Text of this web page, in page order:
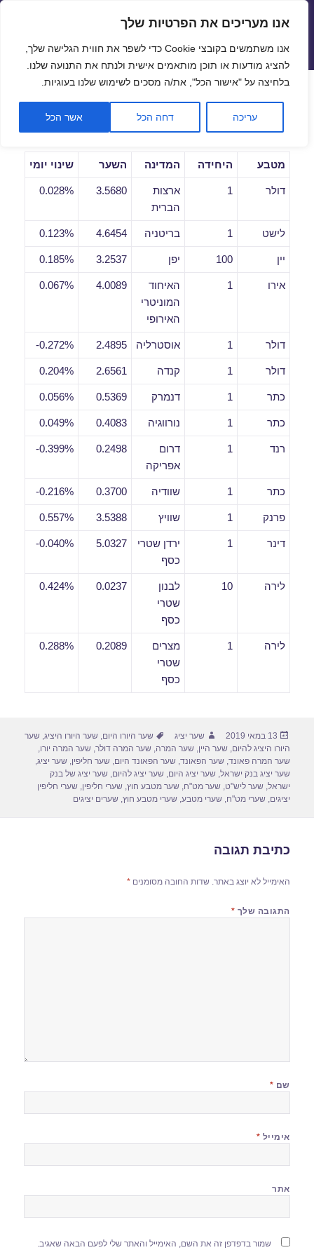
פתח
אנו מעריכים את הפרטיות שלך
אנו משתמשים בקובצי Cookie כדי לשפר את חווית הגלישה שלך,
להציג מודעות או תוכן מותאמים אישית ולנתח את התנועה שלנו.
בלחיצה על "אישור הכל", את/ה מסכים לשימוש שלנו בעוגיות.
עריכה דחה הכל אשר הכל
שערי חליפין יציגים – שער יציג
תפריטים
ווידג'טים
שערי חליפין יומיים לתאריך
13/05/2019
מטבע היחידה המדינה השער שינוי יומי
דולר 1
ארצות
הברית
3.5680
0.028%
לישט 1 בריטניה 4.6454
0.123%
יין 100 יפן 3.2537
0.185%
אירו 1
האיחוד
המוניטרי
האירופי
4.0089
0.067%
דולר 1 אוסטרליה 2.4895
0.272%-
דולר 1 קנדה 2.6561
0.204%
כתר 1 דנמרק 0.5369
0.056%
כתר 1 נורווגיה 0.4083
0.049%
רנד 1
דרום
אפריקה
0.2498
0.399%-
כתר 1 שוודיה 0.3700
0.216%-
פרנק 1 שוויץ 3.5388
0.557%
דינר 1
ירדן שטרי
כסף
5.0327
0.040%-
לירה 10
לבנון
שטרי
כסף
0.0237
0.424%
לירה 1
מצרים
שטרי
כסף
0.2089
0.288%
פורסם
בתאריך
13 במאי 2019 מחבר
שער יציג תגיות
שער היורו היום,שער היורו היציג,שער
היורו היציג להיום,שער היין,שער המרה,שער המרה דולר,שער המרה יורו,
שער המרה פאונד,שער הפאונד,שער הפאונד היום,שער חליפין,שער יציג,
שער יציג בנק ישראל,שער יציג היום,שער יציג להיום,שער יציג של בנק
ישראל,שער ליש"ט,שער מט"ח,שער מטבע חוץ,שערי חליפין,שערי חליפין
יציגים,שערי מט"ח,שערי מטבע,שערי מטבע חוץ,שערים יציגים
כתיבת תגובה
האימייל לא יוצג באתר. שדות החובה מסומנים*
התגובה שלך *
שם *
אימייל *
אתר
שמור בדפדפן זה את השם, האימייל והאתר שלי לפעם הבאה שאגיב.